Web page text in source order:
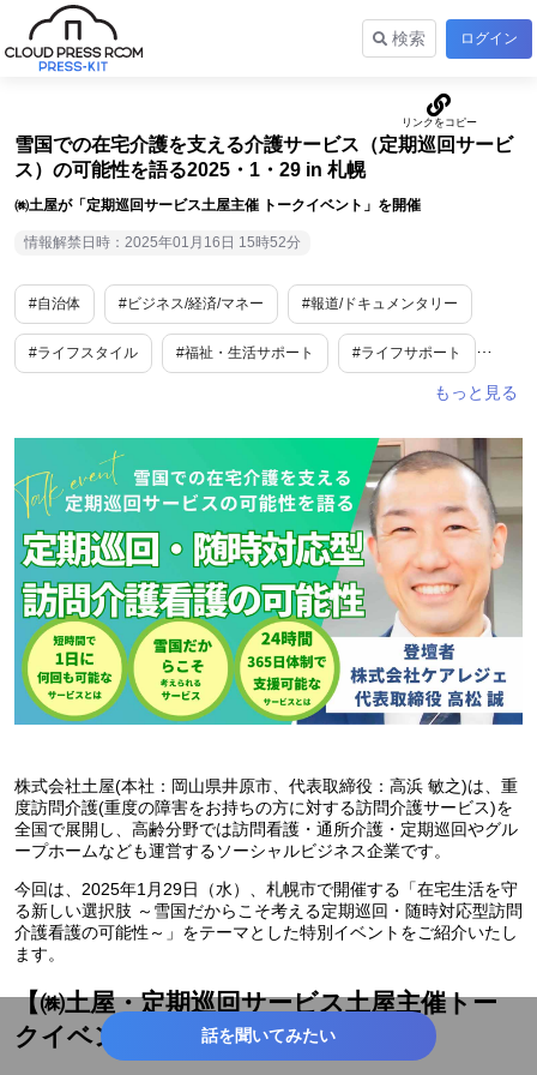
検索 ログイン
雪国での在宅介護を支える介護サービス（定期巡回サービ
ス）の可能性を語る2025・1・29 in 札幌
㈱土屋が「定期巡回サービス土屋主催 トークイベント」を開催
情報解禁日時：2025年01月16日 15時52分
#自治体 #ビジネス/経済/マネー #報道/ドキュメンタリー
#ライフスタイル #福祉・生活サポート #ライフサポート
#SDGs・ESG
株式会社土屋(本社：岡山県井原市、代表取締役：高浜 敏之)は、重
度訪問介護(重度の障害をお持ちの方に対する訪問介護サービス)を
全国で展開し、高齢分野では訪問看護・通所介護・定期巡回やグル
ープホームなども運営するソーシャルビジネス企業です。
今回は、2025年1月29日（水）、札幌市で開催する「在宅生活を守
る新しい選択肢 ～雪国だからこそ考える定期巡回・随時対応型訪問
介護看護の可能性～」をテーマとした特別イベントをご紹介いたし
ます。
【㈱土屋・定期巡回サービス土屋主催トー
クイベント開催】話を聞いてみたい